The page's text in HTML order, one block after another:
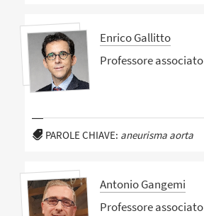
Enrico Gallitto
Professore associato
PAROLE CHIAVE: aneurisma aorta
Antonio Gangemi
Professore associato